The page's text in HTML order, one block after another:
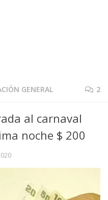
GENERAL 2
al carnaval
noche $ 200